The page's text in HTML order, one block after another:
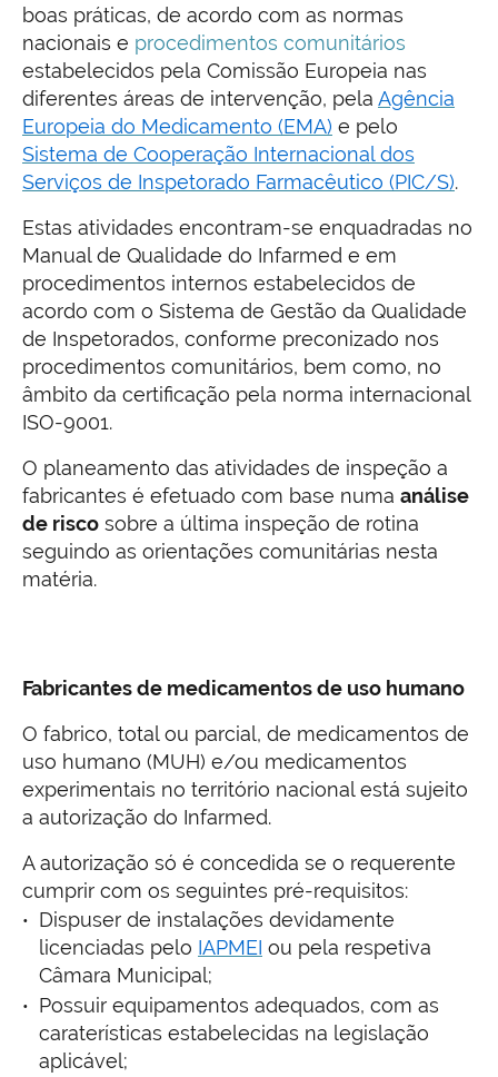
boas práticas, de acordo com as normas
nacionais e procedimentos comunitários
estabelecidos pela Comissão Europeia nas
diferentes áreas de intervenção, pela Agência
Europeia do Medicamento (EMA) e pelo
Sistema de Cooperação Internacional dos
Serviços de Inspetorado Farmacêutico (PIC/S).
Estas atividades encontram-se enquadradas no
Manual de Qualidade do Infarmed e em
procedimentos internos estabelecidos de
acordo com o Sistema de Gestão da Qualidade
de Inspetorados, conforme preconizado nos
procedimentos comunitários, bem como, no
âmbito da certificação pela norma internacional
ISO-9001.
O planeamento das atividades de inspeção a
fabricantes é efetuado com base numa análise
de risco sobre a última inspeção de rotina
seguindo as orientações comunitárias nesta
matéria.
Fabricantes de medicamentos de uso humano
O fabrico, total ou parcial, de medicamentos de
uso humano (MUH) e/ou medicamentos
experimentais no território nacional está sujeito
a autorização do Infarmed.
A autorização só é concedida se o requerente
cumprir com os seguintes pré-requisitos:
Dispuser de instalações devidamente
licenciadas pelo IAPMEI ou pela respetiva
Câmara Municipal;
Possuir equipamentos adequados, com as
caraterísticas estabelecidas na legislação
aplicável;